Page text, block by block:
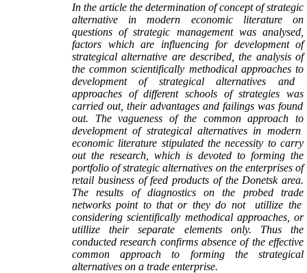
In the article the determination of concept of strategic
alternative in modern economic literature on
questions of strategic managementwas analysed,
factors which are influencingfor development of
strategical alternative are described, the analysis of
thecommon scientifically methodical approaches to
development of strategicalalternatives and
approaches of different schools of strategies was
carried out, their advantages and failings was found
out. The vagueness of the common approach to
development of strategicalalternatives in modern
economic literature stipulated the necessity to carry
out the research, which is devoted to forming the
portfolio of strategic alternatives on the enterprises of
retail business of feed products of the Donetsk area.
The results of diagnostics on the probed trade
networkspoint tothat or they do not utillize the
considering scientifically methodical approaches, or
utillize their separate elements only. Thusthe
conducted research confirms absence of the effective
common approach to forming thestrategical
alternatives on a trade enterprise.